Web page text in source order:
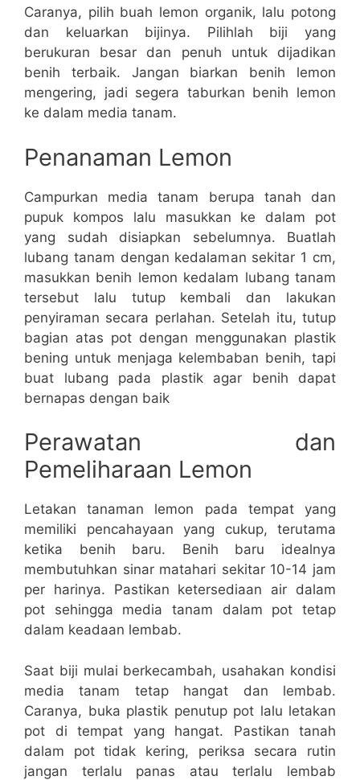
Caranya, pilih buah lemon organik, lalu potong
dan keluarkan bijinya. Pilihlah biji yang
berukuran besar dan penuh untuk dijadikan
benih terbaik. Jangan biarkan benih lemon
mengering, jadi segera taburkan benih lemon
ke dalam media tanam.
Penanaman Lemon
Campurkan media tanam berupa tanah dan
pupuk kompos lalu masukkan ke dalam pot
yang sudah disiapkan sebelumnya. Buatlah
lubang tanam dengan kedalaman sekitar 1 cm,
masukkan benih lemon kedalam lubang tanam
tersebut lalu tutup kembali dan lakukan
penyiraman secara perlahan. Setelah itu, tutup
bagian atas pot dengan menggunakan plastik
bening untuk menjaga kelembaban benih, tapi
buat lubang pada plastik agar benih dapat
bernapas dengan baik
Perawatan dan
Pemeliharaan Lemon
Letakan tanaman lemon pada tempat yang
memiliki pencahayaan yang cukup, terutama
ketika benih baru. Benih baru idealnya
membutuhkan sinar matahari sekitar 10-14 jam
per harinya. Pastikan ketersediaan air dalam
pot sehingga media tanam dalam pot tetap
dalam keadaan lembab.
Saat biji mulai berkecambah, usahakan kondisi
media tanam tetap hangat dan lembab.
Caranya, buka plastik penutup pot lalu letakan
pot di tempat yang hangat. Pastikan tanah
dalam pot tidak kering, periksa secara rutin
jangan terlalu panas atau terlalu lembab